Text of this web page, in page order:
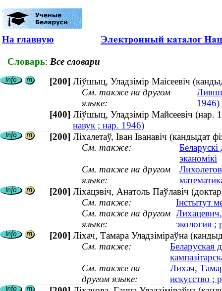
На главную
Словарь: Все словари
[200] Ліўшыц, Уладзімір Маісеевіч
См. также на другом
языке:
1946)
[400] Ліўшыц, Уладзімір Майсеевіч
навук ; нар. 1946)
[200] Ліхалетаў, Іван Іванавіч
См. также:
эканомікі
См. также на другом
языке:
[200] Ліхацэвіч, Анатоль Паўлавіч
См. также:
Інстытут
См. также на другом
языке:
экология ;
[200] Ліхач, Тамара Уладзіміраўна
См. также:
Беларуская
См. также на
другом языке:
Лихач,
искусство ;